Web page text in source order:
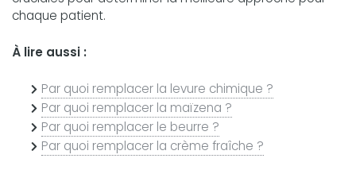
chaque patient.
À lire aussi :
Par quoi remplacer la levure chimique ?
Par quoi remplacer la maïzena ?
Par quoi remplacer le beurre ?
Par quoi remplacer la crème fraîche ?